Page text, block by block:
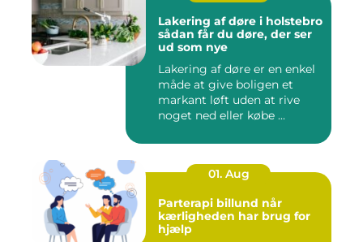
Lakering af døre i holstebro
sådan får du døre, der ser
ud som nye
Lakering af døre er en enkel
måde at give boligen et
markant løft uden at rive
noget ned eller købe ...
01. Aug
Parterapi billund når
kærligheden har brug for
hjælp